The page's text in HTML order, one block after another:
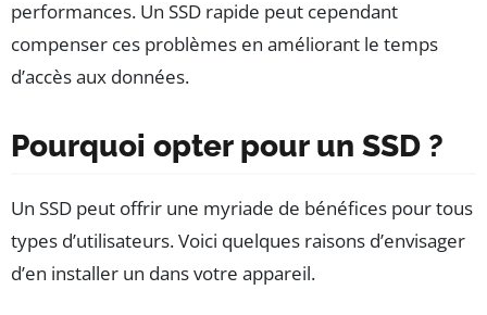
performances. Un SSD rapide peut cependant
compenser ces problèmes en améliorant le temps
d’accès aux données.
Pourquoi opter pour un SSD ?
Un SSD peut offrir une myriade de bénéfices pour tous
types d’utilisateurs. Voici quelques raisons d’envisager
d’en installer un dans votre appareil.